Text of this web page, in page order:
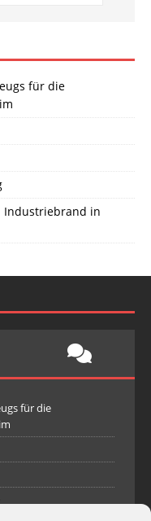
für die
Industriebrand in
für die